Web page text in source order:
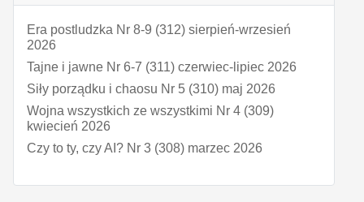
Era postludzka Nr 8-9 (312) sierpień-wrzesień
2026
Tajne i jawne Nr 6-7 (311) czerwiec-lipiec 2026
Siły porządku i chaosu Nr 5 (310) maj 2026
Wojna wszystkich ze wszystkimi Nr 4 (309)
kwiecień 2026
Czy to ty, czy AI? Nr 3 (308) marzec 2026